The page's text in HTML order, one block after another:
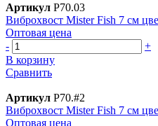
Артикул Р70.03
Виброхвост Mister Fish 7 см
Оптовая цена
-
+
В корзину
Сравнить
Артикул Р70.#2
Виброхвост Mister Fish 7 см
Оптовая цена